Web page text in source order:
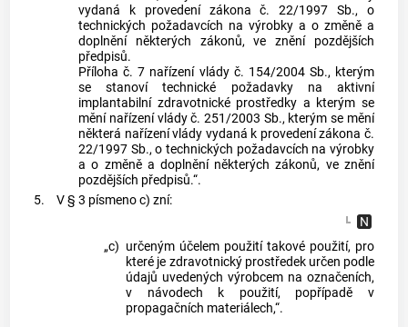
vydaná k provedení zákona č. 22/1997 Sb., o
technických požadavcích na výrobky a o změně a
doplnění některých zákonů, ve znění pozdějších
předpisů.
Příloha č. 7 nařízení vlády č. 154/2004 Sb., kterým
se stanoví technické požadavky na aktivní
implantabilní zdravotnické prostředky a kterým se
mění nařízení vlády č. 251/2003 Sb., kterým se mění
některá nařízení vlády vydaná k provedení zákona č.
22/1997 Sb., o technických požadavcích na výrobky
a o změně a doplnění některých zákonů, ve znění
pozdějších předpisů.“.
5.
V § 3 písmeno c) zní:
„c) určeným účelem použití takové použití, pro
které je zdravotnický prostředek určen podle
údajů uvedených výrobcem na označeních,
v návodech k použití, popřípadě v
propagačních materiálech,“.